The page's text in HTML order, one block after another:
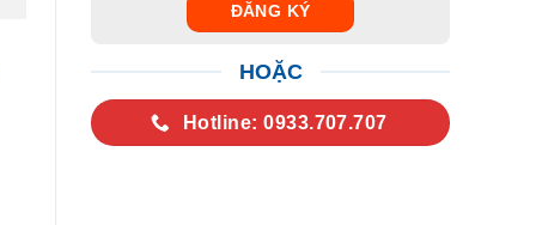
HOẶC
Hotline: 0933.707.707